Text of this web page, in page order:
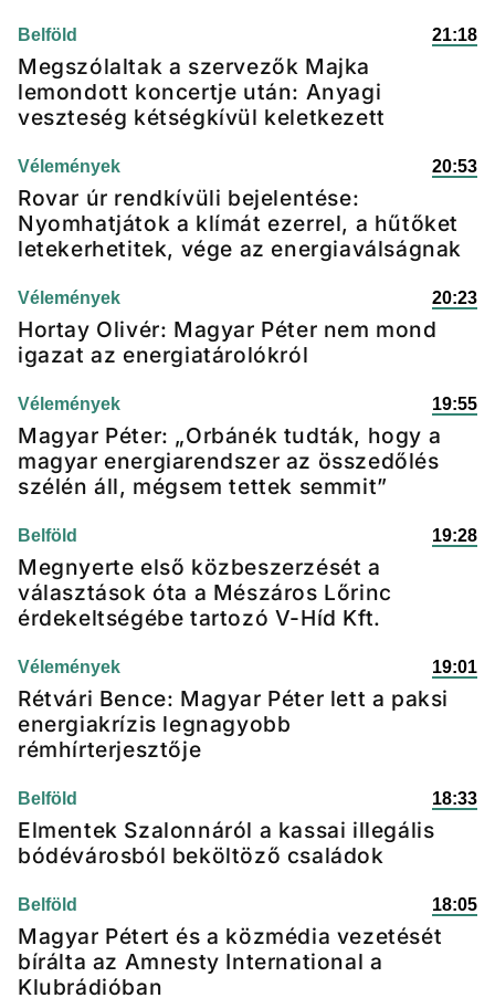
Belföld 21:18
Megszólaltak a szervezők Majka
lemondott koncertje után: Anyagi
veszteség kétségkívül keletkezett
Vélemények 20:53
Rovar úr rendkívüli bejelentése:
Nyomhatjátok a klímát ezerrel, a hűtőket
letekerhetitek, vége az energiaválságnak
Vélemények 20:23
Hortay Olivér: Magyar Péter nem mond
igazat az energiatárolókról
Vélemények 19:55
Magyar Péter: „Orbánék tudták, hogy a
magyar energiarendszer az összedőlés
szélén áll, mégsem tettek semmit”
Belföld 19:28
Megnyerte első közbeszerzését a
választások óta a Mészáros Lőrinc
érdekeltségébe tartozó V-Híd Kft.
Vélemények 19:01
Rétvári Bence: Magyar Péter lett a paksi
energiakrízis legnagyobb
rémhírterjesztője
Belföld 18:33
Elmentek Szalonnáról a kassai illegális
bódévárosból beköltöző családok
Belföld 18:05
Magyar Pétert és a közmédia vezetését
bírálta az Amnesty International a
Klubrádióban